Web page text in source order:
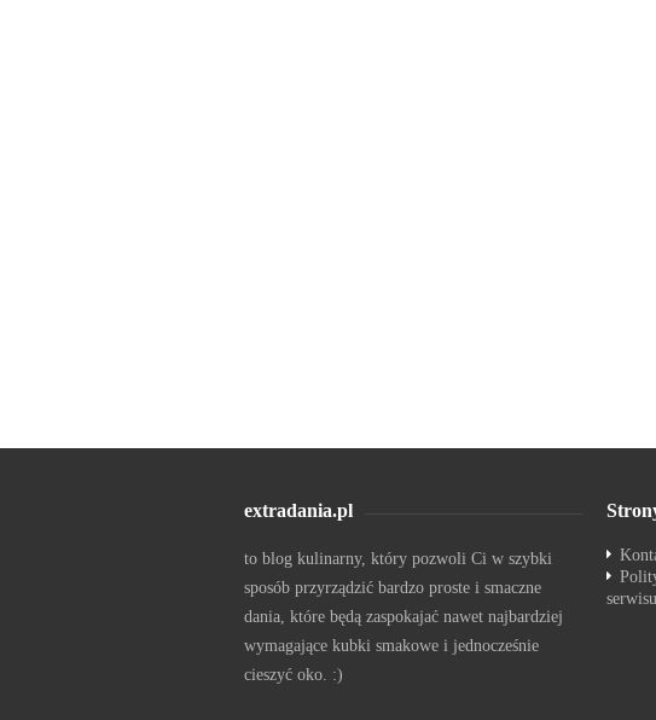
extradania.pl
to blog kulinarny, który pozwoli Ci w szybki
sposób przyrządzić bardzo proste i smaczne
dania, które będą zaspokajać nawet najbardziej
wymagające kubki smakowe i jednocześnie
cieszyć oko. :)